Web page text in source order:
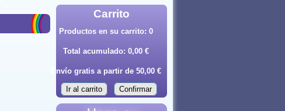
Carrito
Productos en su carrito: 0
Total acumulado: 0,00 €
Envío gratis a partir de 50,00 €
Ir al carrito Confirmar